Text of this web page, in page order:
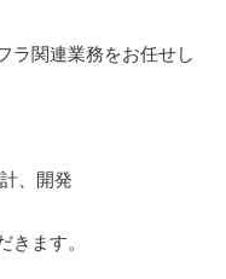
ラ関連業務をお任せし
、開発
きます。